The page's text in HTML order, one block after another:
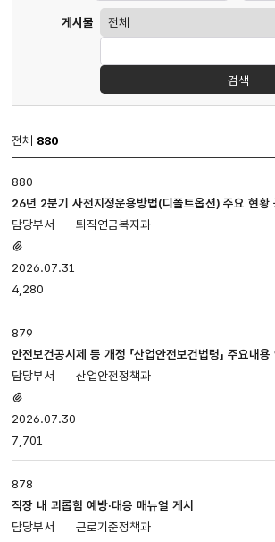
게시물
검색
전체 880
·
지침
게시판
입니다.
번호,
제목,
첨부파일,
담당부서,
등록일,
조회로
나누어져
있습니다.
880
26년 2분기 사전지정운용방법(디폴트옵션) 주요 현황
퇴직연금복지과
있음
2026.07.31
4,280
879
안전보건공시제 등 개정 「산업안전보건법령」 주요내용
산업안전정책과
있음
2026.07.30
7,701
878
직장 내 괴롭힘 예방·대응 매뉴얼 게시
근로기준정책과